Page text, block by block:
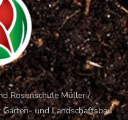
Rosenschule Müller /
und Landschaftsbau